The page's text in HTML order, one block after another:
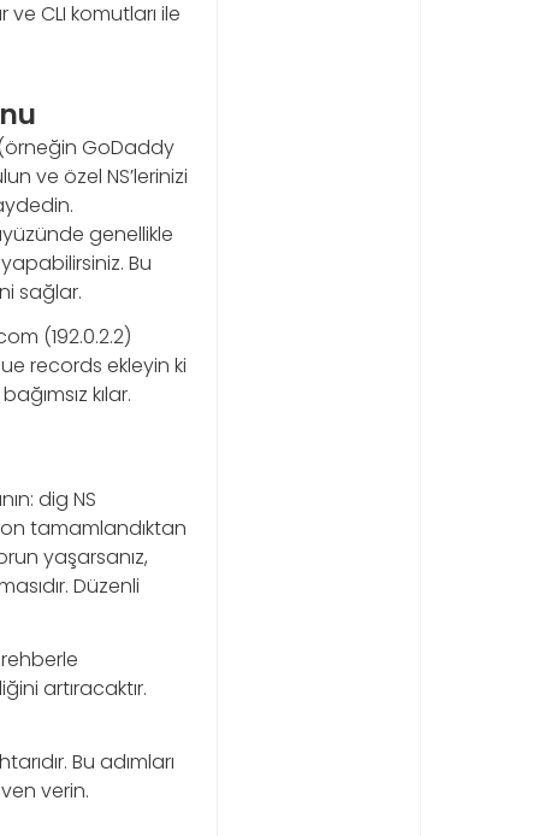
CLI komutları ile
(örneğin GoDaddy
ve özel NS’lerinizi
genellikle
Bu
sağlar.
(192.0.2.2)
records ekleyin ki
kılar.
dig NS
tamamlandıktan
yaşarsanız,
Düzenli
artıracaktır.
Bu adımları
verin.